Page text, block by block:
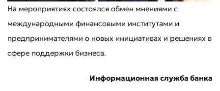
На мероприятиях состоялся обмен мнениями с
международными финансовыми институтами и
предпринимателями о новых инициативах и решениях в
сфере поддержки бизнеса.
Информационная служба банка